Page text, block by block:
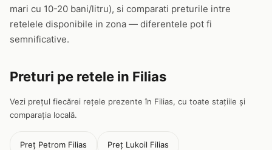
mari cu 10-20 bani/litru), si comparati preturile intre
retelele disponibile in zona — diferentele pot fi
semnificative.
Preturi pe retele in Filias
Vezi prețul fiecărei rețele prezente în Filias, cu toate stațiile și
comparația locală.
Preț Petrom Filias Preț Lukoil Filias